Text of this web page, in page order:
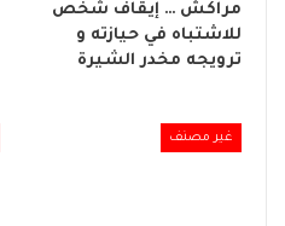
مراكش … إيقاف شخص
للاشتباه في حيازته و
ترويجه مخدر الشيرة
غير مصنف